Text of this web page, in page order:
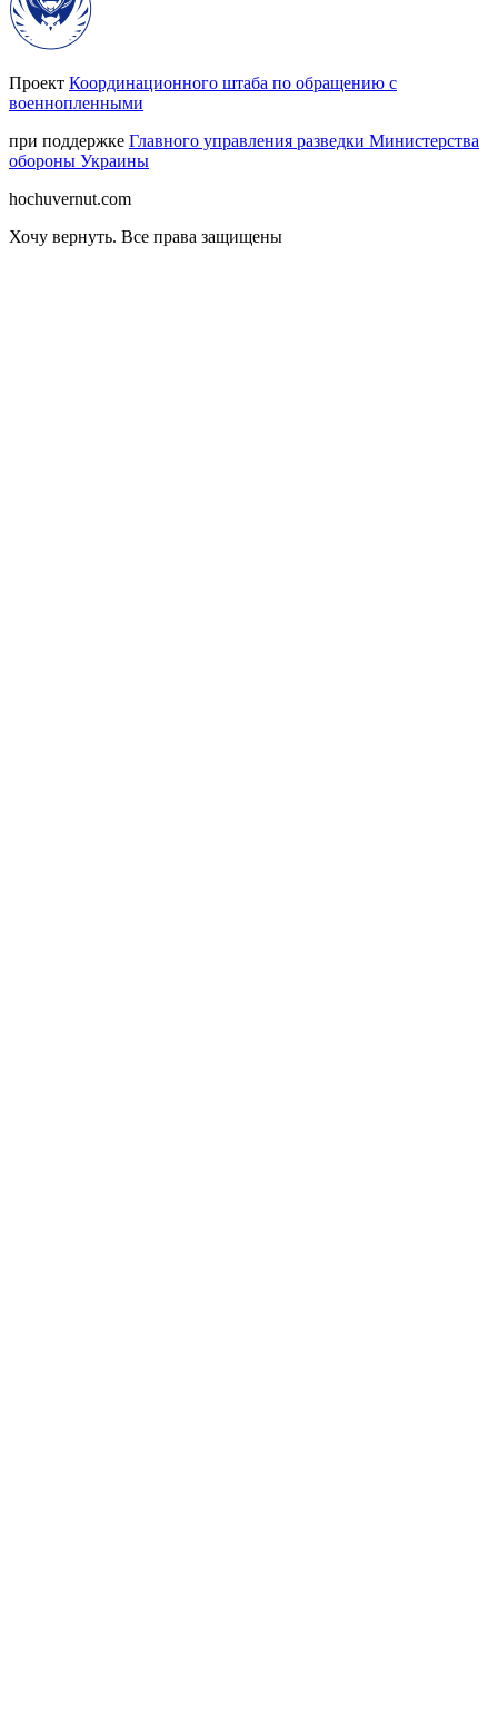
Проект Координационного штаба по обращению с
военнопленными
при поддержке Главного управления разведки Министерства
обороны Украины
hochuvernut.com
Хочу вернуть. Все права защищены